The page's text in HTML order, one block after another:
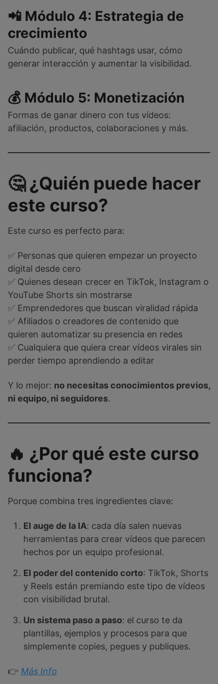
📲 Módulo 4: Estrategia de
crecimiento
Cuándo publicar, qué hashtags usar, cómo
generar interacción y aumentar la visibilidad.
💰 Módulo 5: Monetización
Formas de ganar dinero con tus vídeos:
afiliación, productos, colaboraciones y más.
🤔 ¿Quién puede hacer
este curso?
Este curso es perfecto para:
✅ Personas que quieren empezar un proyecto
digital desde cero
✅ Quienes desean crecer en TikTok, Instagram o
YouTube Shorts sin mostrarse
✅ Emprendedores que buscan viralidad rápida
✅ Afiliados o creadores de contenido que
quieren automatizar su presencia en redes
✅ Cualquiera que quiera crear vídeos virales sin
perder tiempo aprendiendo a editar
Y lo mejor: no necesitas conocimientos previos,
ni equipo, ni seguidores.
🔥 ¿Por qué este curso
funciona?
Porque combina tres ingredientes clave:
El auge de la IA: cada día salen nuevas
herramientas para crear vídeos que parecen
hechos por un equipo profesional.
El poder del contenido corto: TikTok, Shorts
y Reels están premiando este tipo de vídeos
con visibilidad brutal.
Un sistema paso a paso: el curso te da
plantillas, ejemplos y procesos para que
simplemente copies, pegues y publiques.
👉 Más Info